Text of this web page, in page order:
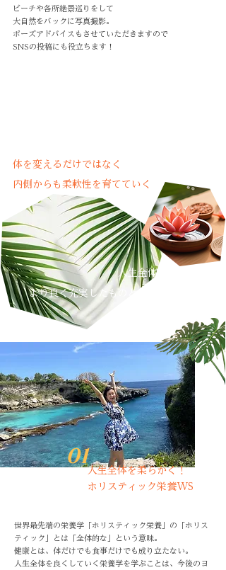
ビーチや各所絶景巡りをして
大自然をバックに写真撮影。
ポーズアドバイスもさせていただきますので
SNSの投稿にも役立ちます！
体を変えるだけではなく
内側からも柔軟性を育てていく
人生全体がトータルで
より良く充実したものとなる学びも多数！
01人生全体を柔らかく！
ホリスティック栄養WS
世界最先端の栄養学「ホリスティック栄養」の「ホリス
ティック」とは「全体的な」という意味。
健康とは、体だけでも食事だけでも成り立たない。
人生全体を良くしていく栄養学を学ぶことは、今後のヨ